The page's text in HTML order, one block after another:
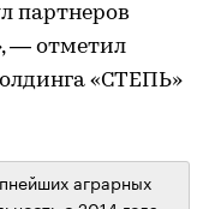
партнеров
— отметил
«СТЕПЬ»
аграрных